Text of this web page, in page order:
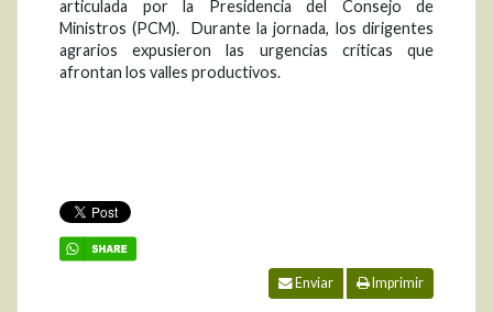
articulada por la Presidencia del Consejo de
Ministros (PCM). Durante la jornada, los dirigentes
agrarios expusieron las urgencias críticas que
afrontan los valles productivos.
Enviar Imprimir